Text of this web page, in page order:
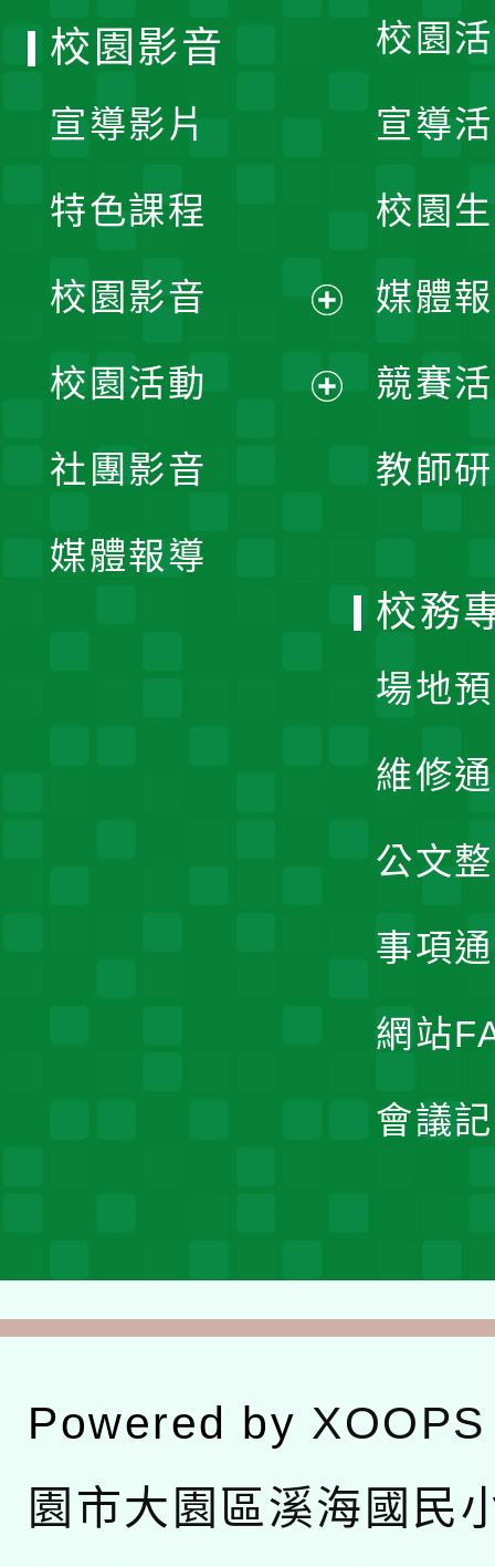
校園
宣導
校園
媒體
競賽
教師
校園影音
宣導影片
特色課程
校園影音
開
校園活動
社團影音
媒體報導
校務
場地
維修
公文
事項
網站
會議
Powered by XOOPS
園市大園區溪海國民